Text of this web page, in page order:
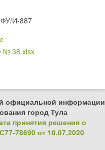
И-887
№ 38.xlsx
официальной информации
город Тула
принятия решения о
78690 от 10.07.2020